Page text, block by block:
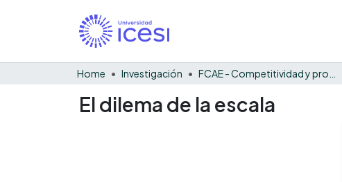
Home Investigación
El dilema de la escala